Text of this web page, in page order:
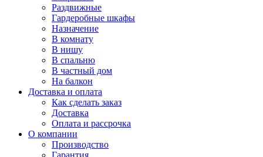
Раздвижные
Гардеробные шкафы
Назначение
В комнату
В нишу
В спальню
В частный дом
На балкон
Доставка и оплата
Как сделать заказ
Доставка
Оплата и рассрочка
О компании
Производство
Гарантия